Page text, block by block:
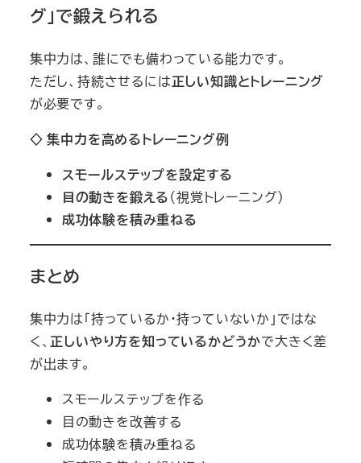
グ」で鍛えられる
集中力は、誰にでも備わっている能力です。
ただし、持続させるには正しい知識とトレーニング
が必要です。
◇ 集中力を高めるトレーニング例
スモールステップを設定する
目の動きを鍛える（視覚トレーニング）
成功体験を積み重ねる
まとめ
集中力は「持っているか・持っていないか」ではな
く、正しいやり方を知っているかどうかで大きく差
が出ます。
スモールステップを作る
目の動きを改善する
成功体験を積み重ねる